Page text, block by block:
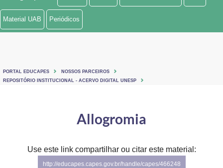
Ministério de Minas e Energia
Ministério do Turismo
Controladoria-Geral da União
Material UAB Periódicos
PORTAL EDUCAPES
NOSSOS PARCEIROS
REPOSITÓRIO INSTITUCIONAL - ACERVO DIGITAL UNESP
Allogromia
Use este link compartilhar ou citar este material:
http://educapes.capes.gov.br/handle/capes/466248